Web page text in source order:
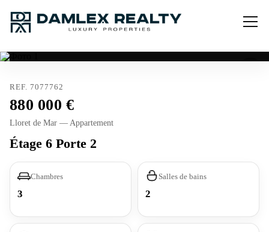
REF. 7077762
880 000
Lloret de Mar — Appartement
Étage 6 Porte 2
Chambres
3
Salles de bains
2